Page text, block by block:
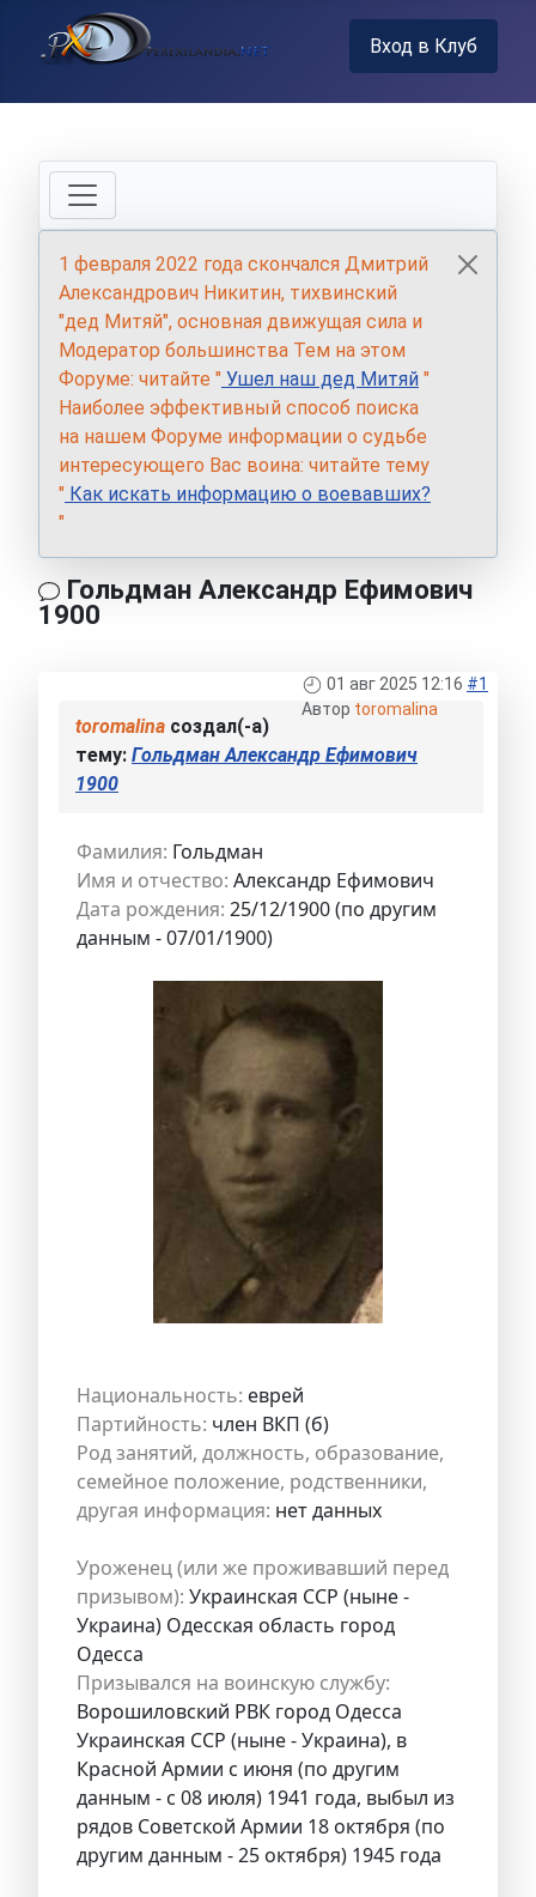
Вход в Клуб
1 февраля 2022 года скончался Дмитрий
Александрович Никитин, тихвинский
"дед Митяй", основная движущая сила и
Модератор большинства Тем на этом
Форуме: читайте " Ушел наш дед Митяй "
Наиболее эффективный способ поиска
на нашем Форуме информации о судьбе
интересующего Вас воина: читайте тему
" Как искать информацию о воевавших?
"
Гольдман Александр Ефимович
1900
01 авг 2025 12:16 #1
Автор toromalina
toromalina создал(-а)
тему: Гольдман Александр Ефимович
1900
Фамилия: Гольдман
Имя и отчество: Александр Ефимович
Дата рождения: 25/12/1900 (по другим
данным - 07/01/1900)
Национальность: еврей
Партийность: член ВКП (б)
Род занятий, должность, образование,
семейное положение, родственники,
другая информация: нет данных
Уроженец (или же проживавший перед
призывом): Украинская ССР (ныне -
Украина) Одесская область город
Одесса
Призывался на воинскую службу:
Ворошиловский РВК город Одесса
Украинская ССР (ныне - Украина), в
Красной Армии с июня (по другим
данным - с 08 июля) 1941 года, выбыл из
рядов Советской Армии 18 октября (по
другим данным - 25 октября) 1945 года